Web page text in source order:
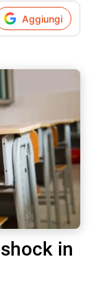
Aggiungi
in